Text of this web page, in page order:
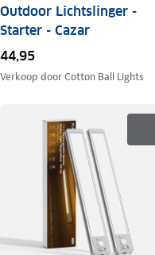
Outdoor Lichtslinger -
Starter - Cazar
44,95
Verkoop doorCotton Ball Lights